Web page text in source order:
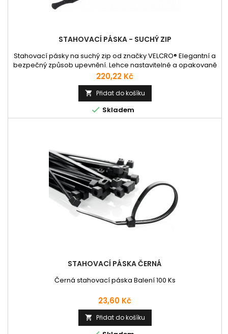
STAHOVACÍ PÁSKA - SUCHÝ ZIP
Stahovací pásky na suchý zip od značky VELCRO® Elegantní a
bezpečný způsob upevnění. Lehce nastavitelné a opakovaně
použitelné. Barva: černá
Cena
220,22 Kč
 Přidat do košíku
 Skladem
STAHOVACÍ PÁSKA ČERNÁ
Černá stahovací páska Balení 100 Ks
Cena
23,60 Kč
 Přidat do košíku